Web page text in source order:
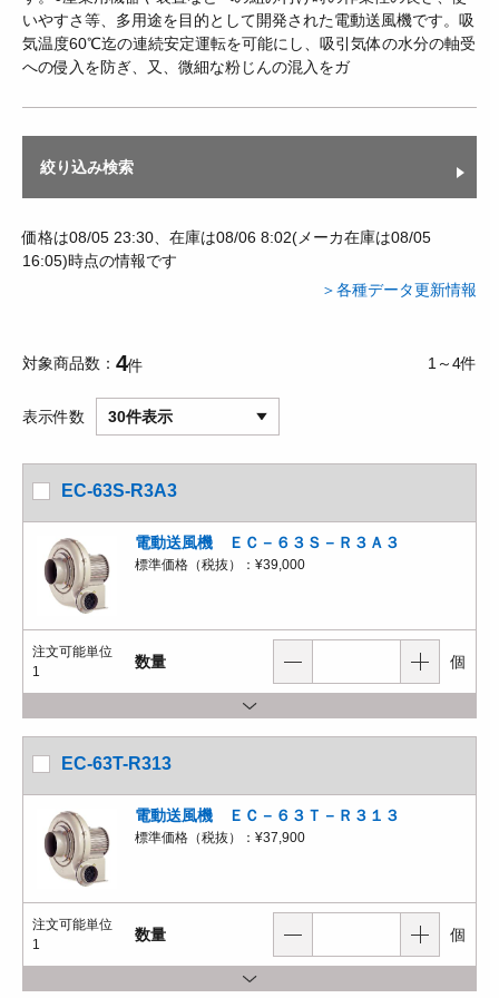
いやすさ等、多用途を目的として開発された電動送風機です。吸
気温度60℃迄の連続安定運転を可能にし、吸引気体の水分の軸受
への侵入を防ぎ、又、微細な粉じんの混入をガ
絞り込み検索
価格は08/05 23:30、在庫は08/06 8:02(メーカ在庫は08/05
16:05)時点の情報です
＞各種データ更新情報
対象商品数 4件 1～4件
表示件数 30件表示
EC-63S-R3A3
電動送風機 ＥＣ－６３Ｓ－Ｒ３Ａ３
標準価格（税抜）： ¥39,000
注文可能単位
1
数量 個
EC-63T-R313
電動送風機 ＥＣ－６３Ｔ－Ｒ３１３
標準価格（税抜）： ¥37,900
注文可能単位
1
数量 個